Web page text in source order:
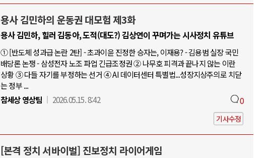
용사 김민하의 운동권 대모험 제3화
용사 김민하, 힐러 김동아, 도적(대도?) 김상연이 꾸며가는 시사정치 유튜브
① [반도체 성과급 논란 2탄] - 초과이윤 진정한 승자는, 이재용? - 김용범 실장 국민
배당론 논쟁 - 삼성전자 노조 파업 긴급조정권 ② 나무호 피격과 끝나지 않는 이란
상황 ③ 다들 자기를 부정하는 선거 ④ AI 데이터센터 특별법...성장지상주의로 치닫
는 정부 ...
참세상 영상팀
2026.05.15. 8:42 0
기사수정
[본격 정치 서바이벌] 진보정치 라이어게임